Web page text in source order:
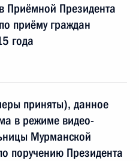
Приёмной Президента
приёму граждан
года
приняты), данное
в режиме видео-
Мурманской
поручению Президента